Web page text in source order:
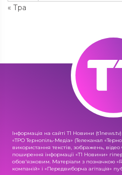
« Тра
Інформація на сайті Т1 Новини
«ТРО Тернопіль-Медіа» (Телеканал
використання текстів, зображень,
поширення інформації «Т1 Новини»
обов'язковим. Матеріали з позначкою
компаній» і «Передвиборча агітація»